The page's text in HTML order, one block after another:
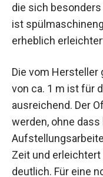
die sich
ist
erheblich
Die vom
von ca. 1 m ist für
ausreichend. Der
werden, ohne
Zeit und erleichtert
deutlich. Für eine